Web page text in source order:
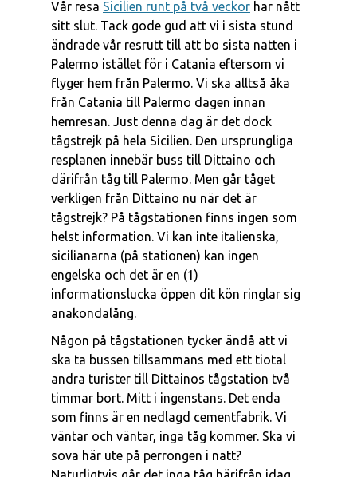
Vår resa Sicilien runt på två veckor har nått
sitt slut. Tack gode gud att vi i sista stund
ändrade vår resrutt till att bo sista natten i
Palermo istället för i Catania eftersom vi
flyger hem från Palermo. Vi ska alltså åka
från Catania till Palermo dagen innan
hemresan. Just denna dag är det dock
tågstrejk på hela Sicilien. Den ursprungliga
resplanen innebär buss till Dittaino och
därifrån tåg till Palermo. Men går tåget
verkligen från Dittaino nu när det är
tågstrejk? På tågstationen finns ingen som
helst information. Vi kan inte italienska,
sicilianarna (på stationen) kan ingen
engelska och det är en (1)
informationslucka öppen dit kön ringlar sig
anakondalång.
Någon på tågstationen tycker ändå att vi
ska ta bussen tillsammans med ett tiotal
andra turister till Dittainos tågstation två
timmar bort. Mitt i ingenstans. Det enda
som finns är en nedlagd cementfabrik. Vi
väntar och väntar, inga tåg kommer. Ska vi
sova här ute på perrongen i natt?